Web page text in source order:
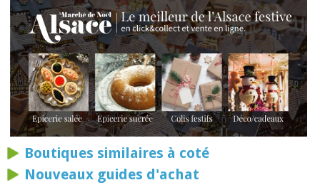
Boutiques similaires à coté
Nouveaux guides d'achat